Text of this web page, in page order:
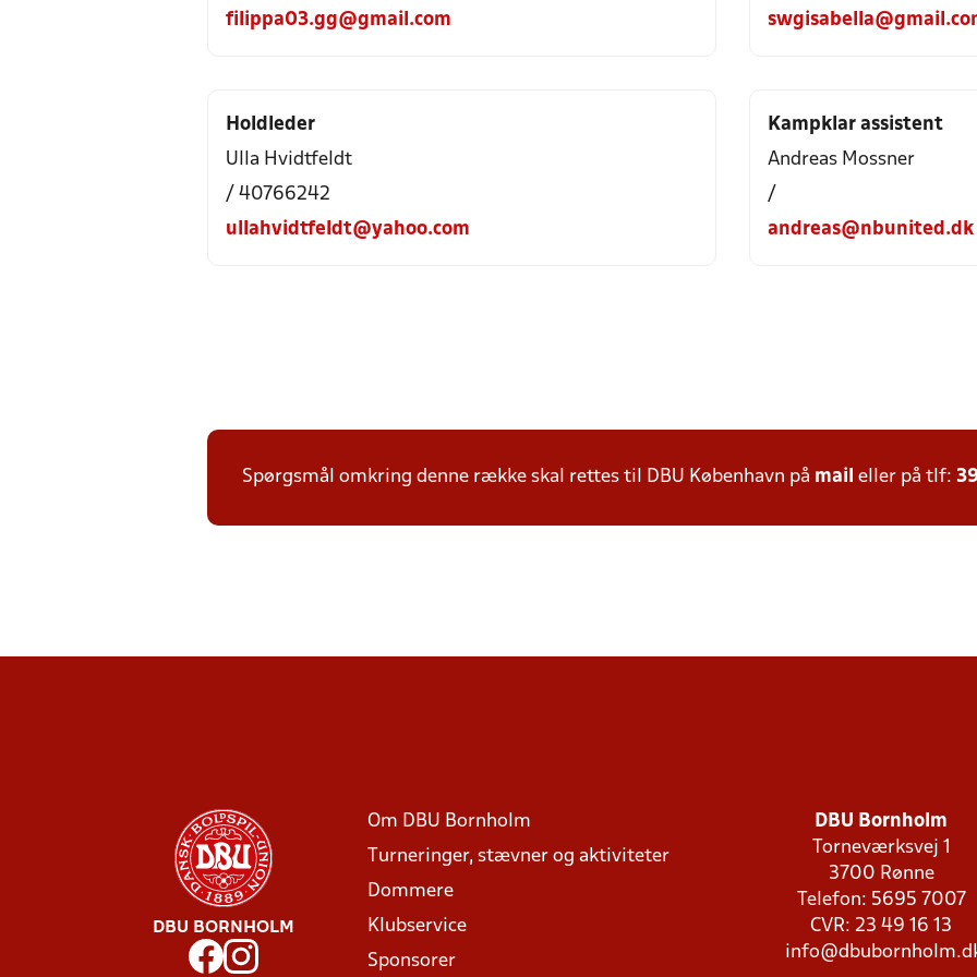
filippa03.gg@gmail.com
Holdleder
Ulla Hvidtfeldt
/ 40766242
ullahvidtfeldt@yahoo.com
Kampklar assistent
Andreas Mossner
/
andreas@nbunited.dk
Spørgsmål omkring denne række skal rettes til DBU København på mail eller på tlf:
DBU BORNHOLM
Om DBU Bornholm
Turneringer, stævner og aktiviteter
Dommere
Klubservice
Sponsorer
DBU Bornholm
Torneværksvej 1
3700 Rønne
Telefon: 5695 7007
CVR: 23 49 16 13